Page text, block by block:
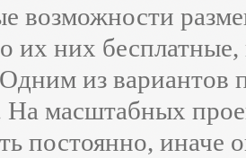
возможности
их них
из вариантов
масштабных
постоянно, иначе